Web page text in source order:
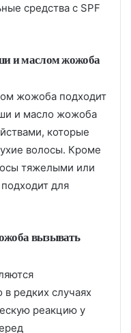
средства с SPF
и маслом жожоба
жожоба подходит
и масло жожоба
которые
волосы. Кроме
тяжелыми или
для
вызывать
редких случаях
реакцию у